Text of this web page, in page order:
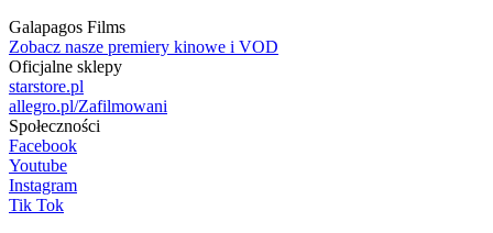
Galapagos Films
Zobacz nasze premiery kinowe i VOD
Oficjalne sklepy
starstore.pl
allegro.pl/Zafilmowani
Społeczności
Facebook
Youtube
Instagram
Tik Tok